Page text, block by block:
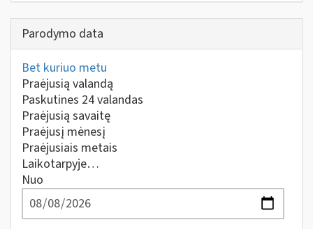
Parodymo data
Bet kuriuo metu
Praėjusią valandą
Paskutines 24 valandas
Praėjusią savaitę
Praėjusį mėnesį
Praėjusiais metais
Laikotarpyje…
Nuo